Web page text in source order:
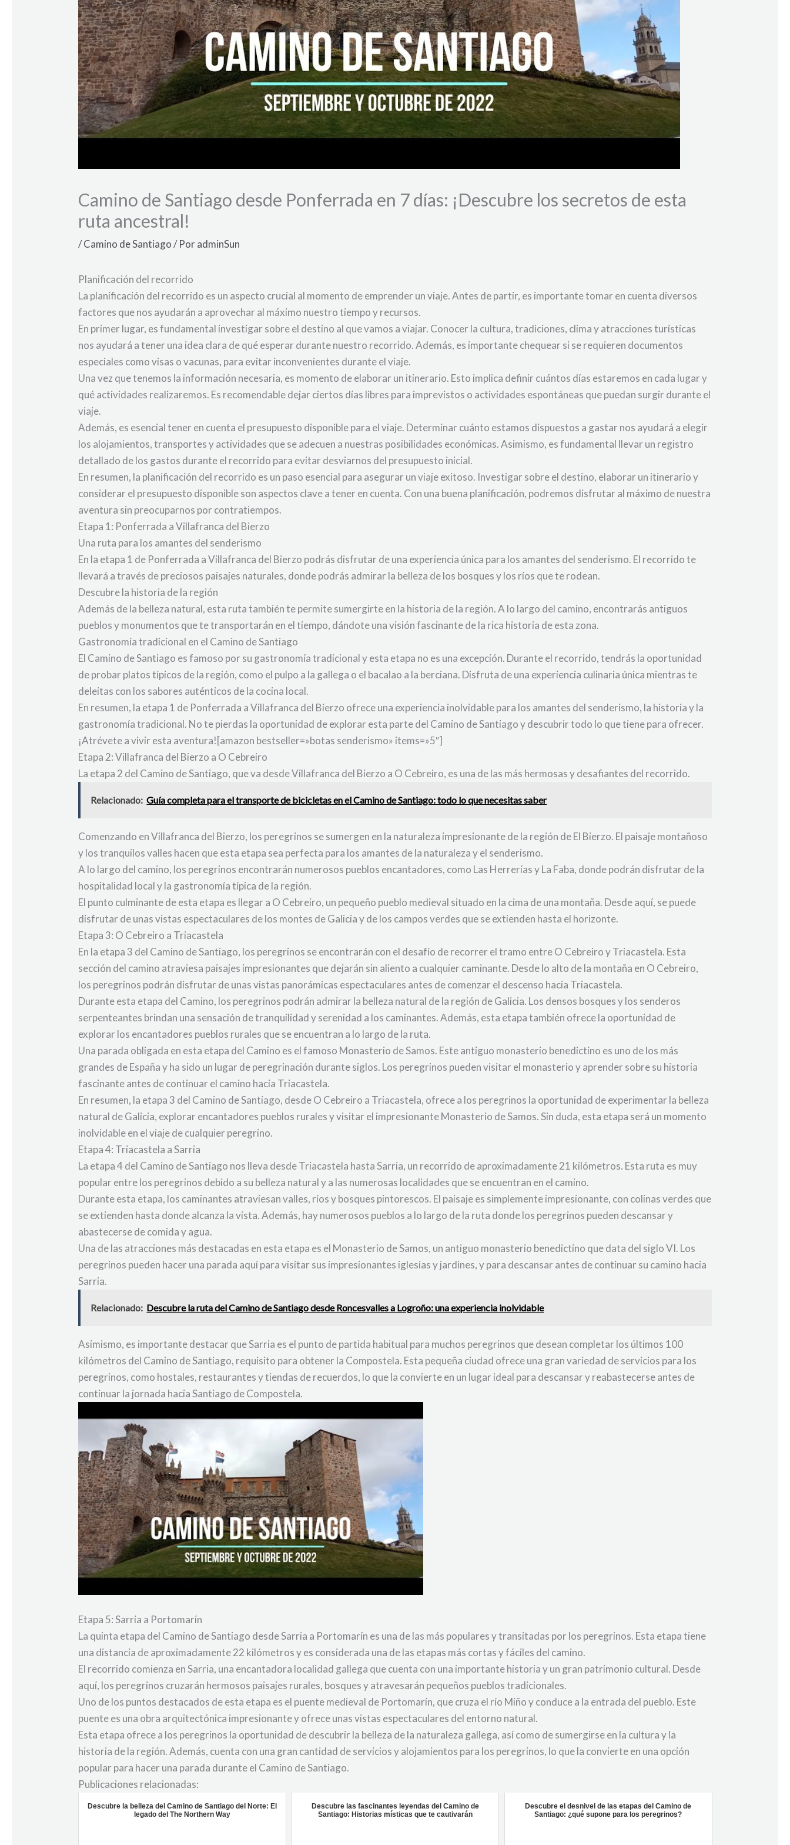
Camino de Santiago desde Ponferrada en 7 días: ¡Descubre los secretos de esta
ruta ancestral!
/Camino de Santiago/ PoradminSun
Planificación del recorrido
La planificación del recorrido es un aspecto crucial al momento de emprender un viaje. Antes de partir, es importante tomar en cuenta diversos
factores que nos ayudarán a aprovechar al máximo nuestro tiempo y recursos.
En primer lugar, es fundamental investigar sobre el destino al que vamos a viajar. Conocer la cultura, tradiciones, clima y atracciones turísticas
nos ayudará a tener una idea clara de qué esperar durante nuestro recorrido. Además, es importante chequear si se requieren documentos
especiales como visas o vacunas, para evitar inconvenientes durante el viaje.
Una vez que tenemos la información necesaria, es momento de elaborar un itinerario. Esto implica definir cuántos días estaremos en cada lugar y
qué actividades realizaremos. Es recomendable dejar ciertos días libres para imprevistos o actividades espontáneas que puedan surgir durante el
viaje.
Además, es esencial tener en cuenta el presupuesto disponible para el viaje. Determinar cuánto estamos dispuestos a gastar nos ayudará a elegir
los alojamientos, transportes y actividades que se adecuen a nuestras posibilidades económicas. Asimismo, es fundamental llevar un registro
detallado de los gastos durante el recorrido para evitar desviarnos del presupuesto inicial.
En resumen, la planificación del recorrido es un paso esencial para asegurar un viaje exitoso. Investigar sobre el destino, elaborar un itinerario y
considerar el presupuesto disponible son aspectos clave a tener en cuenta. Con una buena planificación, podremos disfrutar al máximo de nuestra
aventura sin preocuparnos por contratiempos.
Etapa 1: Ponferrada a Villafranca del Bierzo
Una ruta para los amantes del senderismo
En la etapa 1 de Ponferrada a Villafranca del Bierzo podrás disfrutar de una experiencia única para los amantes del senderismo. El recorrido te
llevará a través de preciosos paisajes naturales, donde podrás admirar la belleza de los bosques y los ríos que te rodean.
Descubre la historia de la región
Además de la belleza natural, esta ruta también te permite sumergirte en la historia de la región. A lo largo del camino, encontrarás antiguos
pueblos y monumentos que te transportarán en el tiempo, dándote una visión fascinante de la rica historia de esta zona.
Gastronomía tradicional en el Camino de Santiago
El Camino de Santiago es famoso por su gastronomía tradicional y esta etapa no es una excepción. Durante el recorrido, tendrás la oportunidad
de probar platos típicos de la región, como el pulpo a la gallega o el bacalao a la berciana. Disfruta de una experiencia culinaria única mientras te
deleitas con los sabores auténticos de la cocina local.
En resumen, la etapa 1 de Ponferrada a Villafranca del Bierzo ofrece una experiencia inolvidable para los amantes del senderismo, la historia y la
gastronomía tradicional. No te pierdas la oportunidad de explorar esta parte del Camino de Santiago y descubrir todo lo que tiene para ofrecer.
¡Atrévete a vivir esta aventura![amazon bestseller=»botas senderismo» items=»5″]
Etapa 2: Villafranca del Bierzo a O Cebreiro
La etapa 2 del Camino de Santiago, que va desde Villafranca del Bierzo a O Cebreiro, es una de las más hermosas y desafiantes del recorrido.
Relacionado: Guía completa para el transporte de bicicletas en el Camino de Santiago: todo lo que necesitas saber
Comenzando en Villafranca del Bierzo, los peregrinos se sumergen en la naturaleza impresionante de la región de El Bierzo. El paisaje montañoso
y los tranquilos valles hacen que esta etapa sea perfecta para los amantes de la naturaleza y el senderismo.
A lo largo del camino, los peregrinos encontrarán numerosos pueblos encantadores, como Las Herrerías y La Faba, donde podrán disfrutar de la
hospitalidad local y la gastronomía típica de la región.
El punto culminante de esta etapa es llegar a O Cebreiro, un pequeño pueblo medieval situado en la cima de una montaña. Desde aquí, se puede
disfrutar de unas vistas espectaculares de los montes de Galicia y de los campos verdes que se extienden hasta el horizonte.
Etapa 3: O Cebreiro a Triacastela
En la etapa 3 del Camino de Santiago, los peregrinos se encontrarán con el desafío de recorrer el tramo entre O Cebreiro y Triacastela. Esta
sección del camino atraviesa paisajes impresionantes que dejarán sin aliento a cualquier caminante. Desde lo alto de la montaña en O Cebreiro,
los peregrinos podrán disfrutar de unas vistas panorámicas espectaculares antes de comenzar el descenso hacia Triacastela.
Durante esta etapa del Camino, los peregrinos podrán admirar la belleza natural de la región de Galicia. Los densos bosques y los senderos
serpenteantes brindan una sensación de tranquilidad y serenidad a los caminantes. Además, esta etapa también ofrece la oportunidad de
explorar los encantadores pueblos rurales que se encuentran a lo largo de la ruta.
Una parada obligada en esta etapa del Camino es el famoso Monasterio de Samos. Este antiguo monasterio benedictino es uno de los más
grandes de España y ha sido un lugar de peregrinación durante siglos. Los peregrinos pueden visitar el monasterio y aprender sobre su historia
fascinante antes de continuar el camino hacia Triacastela.
En resumen, la etapa 3 del Camino de Santiago, desde O Cebreiro a Triacastela, ofrece a los peregrinos la oportunidad de experimentar la belleza
natural de Galicia, explorar encantadores pueblos rurales y visitar el impresionante Monasterio de Samos. Sin duda, esta etapa será un momento
inolvidable en el viaje de cualquier peregrino.
Etapa 4: Triacastela a Sarria
La etapa 4 del Camino de Santiago nos lleva desde Triacastela hasta Sarria, un recorrido de aproximadamente 21 kilómetros. Esta ruta es muy
popular entre los peregrinos debido a su belleza natural y a las numerosas localidades que se encuentran en el camino.
Durante esta etapa, los caminantes atraviesan valles, ríos y bosques pintorescos. El paisaje es simplemente impresionante, con colinas verdes que
se extienden hasta donde alcanza la vista. Además, hay numerosos pueblos a lo largo de la ruta donde los peregrinos pueden descansar y
abastecerse de comida y agua.
Una de las atracciones más destacadas en esta etapa es el Monasterio de Samos, un antiguo monasterio benedictino que data del siglo VI. Los
peregrinos pueden hacer una parada aquí para visitar sus impresionantes iglesias y jardines, y para descansar antes de continuar su camino hacia
Sarria.
Relacionado: Descubre la ruta del Camino de Santiago desde Roncesvalles a Logroño: una experiencia inolvidable
Asimismo, es importante destacar que Sarria es el punto de partida habitual para muchos peregrinos que desean completar los últimos 100
kilómetros del Camino de Santiago, requisito para obtener la Compostela. Esta pequeña ciudad ofrece una gran variedad de servicios para los
peregrinos, como hostales, restaurantes y tiendas de recuerdos, lo que la convierte en un lugar ideal para descansar y reabastecerse antes de
continuar la jornada hacia Santiago de Compostela.
Etapa 5: Sarria a Portomarín
La quinta etapa del Camino de Santiago desde Sarria a Portomarín es una de las más populares y transitadas por los peregrinos. Esta etapa tiene
una distancia de aproximadamente 22 kilómetros y es considerada una de las etapas más cortas y fáciles del camino.
El recorrido comienza en Sarria, una encantadora localidad gallega que cuenta con una importante historia y un gran patrimonio cultural. Desde
aquí, los peregrinos cruzarán hermosos paisajes rurales, bosques y atravesarán pequeños pueblos tradicionales.
Uno de los puntos destacados de esta etapa es el puente medieval de Portomarín, que cruza el río Miño y conduce a la entrada del pueblo. Este
puente es una obra arquitectónica impresionante y ofrece unas vistas espectaculares del entorno natural.
Esta etapa ofrece a los peregrinos la oportunidad de descubrir la belleza de la naturaleza gallega, así como de sumergirse en la cultura y la
historia de la región. Además, cuenta con una gran cantidad de servicios y alojamientos para los peregrinos, lo que la convierte en una opción
popular para hacer una parada durante el Camino de Santiago.
Publicaciones relacionadas:
Descubre la belleza del Camino de Santiago del Norte: El
legado del The Northern Way
Descubre las fascinantes leyendas del Camino de
Santiago: Historias místicas que te cautivarán
Descubre el desnivel de las etapas del Camino de
Santiago: ¿qué supone para los peregrinos?